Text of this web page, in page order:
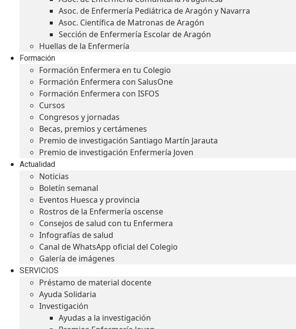
Asoc. de Enfermería Pediátrica de Aragón y Navarra
Asoc. Científica de Matronas de Aragón
Sección de Enfermería Escolar de Aragón
Huellas de la Enfermería
Formación
Formación Enfermera en tu Colegio
Formación Enfermera con SalusOne
Formación Enfermera con ISFOS
Cursos
Congresos y jornadas
Becas, premios y certámenes
Premio de investigación Santiago Martín Jarauta
Premio de investigación Enfermería Joven
Actualidad
Noticias
Boletín semanal
Eventos Huesca y provincia
Rostros de la Enfermería oscense
Consejos de salud con tu Enfermera
Infografías de salud
Canal de WhatsApp oficial del Colegio
Galería de imágenes
SERVICIOS
Préstamo de material docente
Ayuda Solidaria
Investigación
Ayudas a la investigación